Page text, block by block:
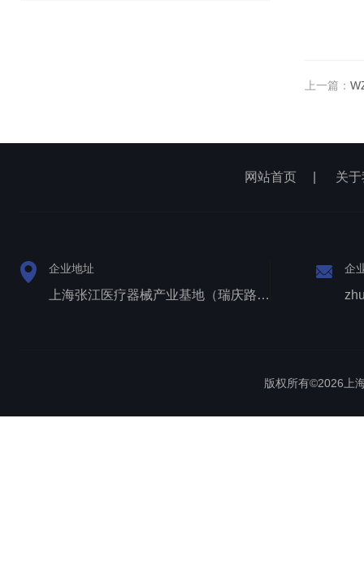
上一篇：
网站首页 关
企业地址
上海张江医疗器械产业基地（瑞庆路528号）
企
版权所有©2026